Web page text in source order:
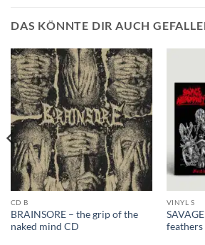
DAS KÖNNTE DIR AUCH
CD B
BRAINSORE – the grip of the
naked mind CD
VINYL S
feathers